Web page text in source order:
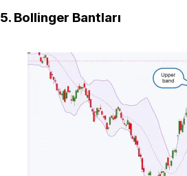
5. Bollinger Bantları